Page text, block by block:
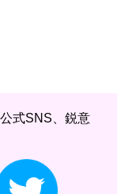
式SNS、鋭意